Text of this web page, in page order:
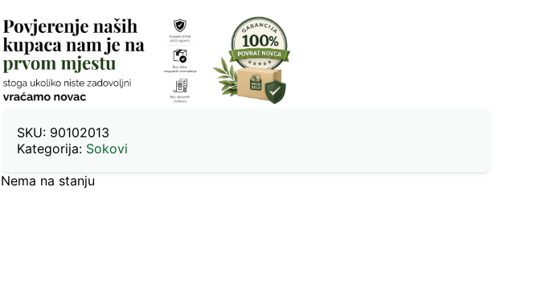
SKU: 90102013
Kategorija: Sokovi
Nema na stanju